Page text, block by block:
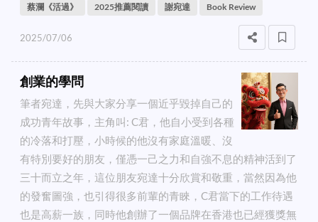
蔡瀾《活過》 2025推薦閱讀 謝宛達 Book Review
2025/07/06
創業的學問
筆者宛達，先與大家分享一個近乎毀掉自己的
成功青年故事，主角叫: C君，他自小受到各種
的冷落和打壓，小時候的他沒有家庭溫暖、沒
有特別要好的朋友，僅憑一己之力和自強不息的精神活到了
三十而立之年，這位朋友宛達十分欣賞和敬重，當然因為他
的發奮圖強，也引得很多前輩的青睞，C君當下的工作待遇
也是高薪一族，同時他創辦了一個品牌在香港也已經獲獎無